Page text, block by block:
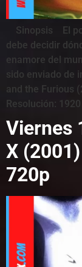
Sinopsis El
debe decidir
enamore del
sido enviado de
and the Furious
Resolución:
Viernes
X
720p